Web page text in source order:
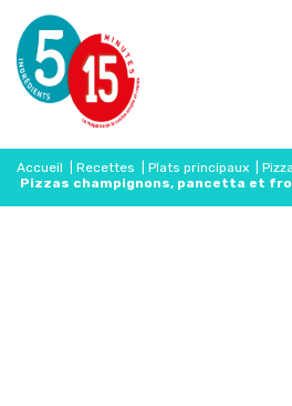
Accueil Recettes Plats principaux
Pizzas champignons, pancetta et